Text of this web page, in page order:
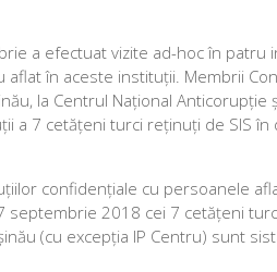
a efectuat vizite ad-hoc în patru
în aceste instituții. Membrii
la Centrul Național Anticorupție
a 7 cetățeni turci reținuți de SIS în
confidențiale cu persoanele
septembrie 2018 cei 7 cetățeni
(cu excepția IP Centru) sunt